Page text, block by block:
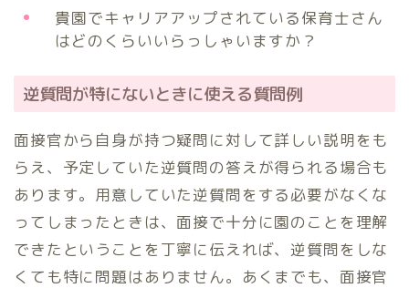
貴園でキャリアアップされている保育士さん
はどのくらいいらっしゃいますか？
逆質問が特にないときに使える質問例
面接官から自身が持つ疑問に対して詳しい説明をも
らえ、予定していた逆質問の答えが得られる場合も
あります。用意していた逆質問をする必要がなくな
ってしまったときは、面接で十分に園のことを理解
できたということを丁寧に伝えれば、逆質問をしな
くても特に問題はありません。あくまでも、面接官